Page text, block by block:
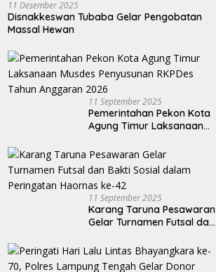
11 Desember 2025
Disnakkeswan Tubaba Gelar Pengobatan
Massal Hewan
11 September 2025
Pemerintahan Pekon Kota
Agung Timur Laksanaan
RKPDes Tahun Anggaran
2026
11 September 2025
Karang Taruna Pesawaran
Gelar Turnamen Futsal dan
Peringatan Haornas ke-42